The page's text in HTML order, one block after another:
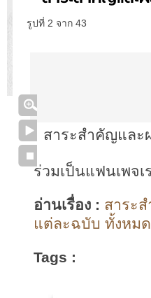
รูปที่ 2 จาก 43
สาระสำคัญและ
ร่วมเป็นแฟนเพจเ
อ่านเรื่อง : สาระ
แต่ละฉบับ ทั้งหม
Tags :